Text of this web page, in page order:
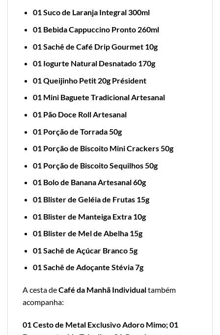
01 Suco de Laranja Integral 300ml
01 Bebida Cappuccino Pronto 260ml
01 Sachê de Café Drip Gourmet 10g
01 Iogurte Natural Desnatado 170g
01 Queijinho Petit 20g Président
01 Mini Baguete Tradicional Artesanal
01 Pão Doce Roll Artesanal
01 Porção de Torrada 50g
01 Porção de Biscoito Mini Crackers 50g
01 Porção de Biscoito Sequilhos 50g
01 Bolo de Banana Artesanal 60g
01 Blister de Geléia de Frutas 15g
01 Blister de Manteiga Extra 10g
01 Blister de Mel de Abelha 15g
01 Sachê de Açúcar Branco 5g
01 Sachê de Adoçante Stévia 7g
A cesta deCafé da Manhã Individualtambém
acompanha:
01 Cesto de Metal Exclusivo Adoro Mimo; 01